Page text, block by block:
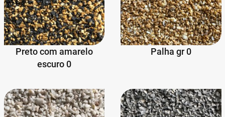
Preto com amarelo
escuro 0
Palha gr 0